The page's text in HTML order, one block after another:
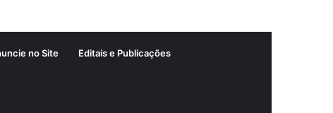
no Site Editais e Publicações